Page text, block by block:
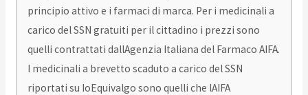
principio attivo e i farmaci di marca. Per i medicinali a
carico del SSN gratuiti per il cittadino i prezzi sono
quelli contrattati dallAgenzia Italiana del Farmaco AIFA.
I medicinali a brevetto scaduto a carico del SSN
riportati su IoEquivalgo sono quelli che lAIFA